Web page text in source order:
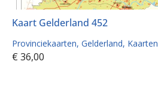
Kaart Gelderland 452
Provinciekaarten Gelderland Kaarten
€ 36,00